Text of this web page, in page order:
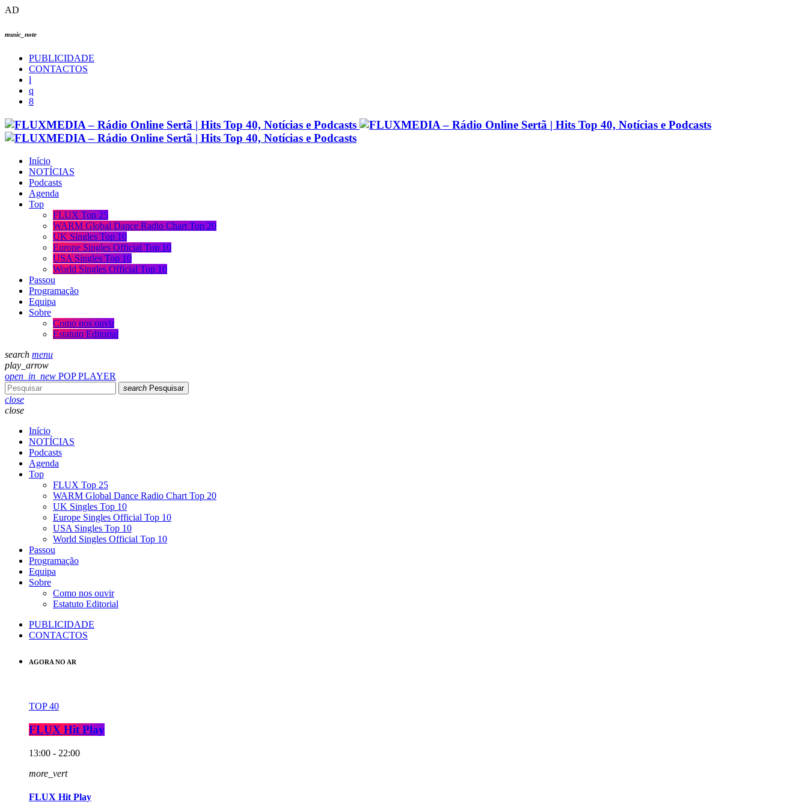
AD
music_note
PUBLICIDADE
CONTACTOS
Início
NOTÍCIAS
Podcasts
Agenda
Top
FLUX Top 25
WARM Global Dance Radio Chart Top 20
UK Singles Top 10
Europe Singles Official Top 10
USA Singles Top 10
World Singles Official Top 10
Passou
Programação
Equipa
Sobre
Como nos ouvir
Estatuto Editorial
search menu
play_arrow
open_in_new POP PLAYER
search Pesquisar
close
close
Início
NOTÍCIAS
Podcasts
Agenda
Top
FLUX Top 25
WARM Global Dance Radio Chart Top 20
UK Singles Top 10
Europe Singles Official Top 10
USA Singles Top 10
World Singles Official Top 10
Passou
Programação
Equipa
Sobre
Como nos ouvir
Estatuto Editorial
PUBLICIDADE
CONTACTOS
AGORA NO AR
TOP 40
FLUX Hit Play
13:00 - 22:00
more_vert
FLUX Hit Play